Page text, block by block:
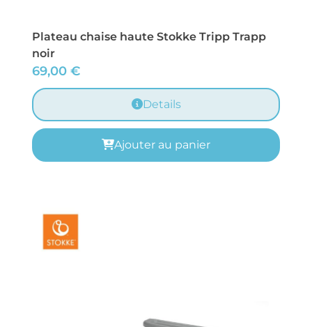
Plateau chaise haute Stokke Tripp Trapp
noir
69,00 €
Details
Ajouter au panier